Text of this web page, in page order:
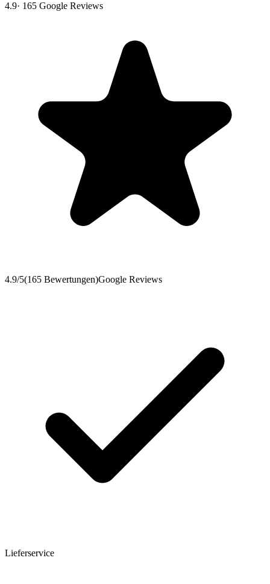
4.9· 165 Google Reviews
4.9/5(165 Bewertungen)Google Reviews
Lieferservice